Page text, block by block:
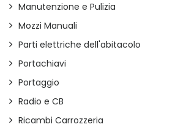
Manutenzione e Pulizia
Mozzi Manuali
Parti elettriche dell'abitacolo
Portachiavi
Portaggio
Radio e CB
Ricambi Carrozzeria